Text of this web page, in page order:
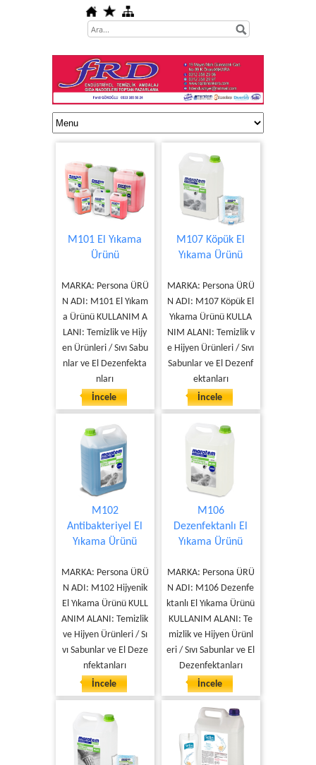
M101 El Yıkama
Ürünü
MARKA: Persona ÜRÜ
N ADI: M101 El Yıkam
a Ürünü KULLANIM A
LANI: Temizlik ve Hijy
en Ürünleri / Sıvı Sabu
nlar ve El Dezenfekta
nları
İncele
M107 Köpük El
Yıkama Ürünü
MARKA: Persona ÜRÜ
N ADI: M107 Köpük El
Yıkama Ürünü KULLA
NIM ALANI: Temizlik v
e Hijyen Ürünleri / Sıvı
Sabunlar ve El Dezenf
ektanları
İncele
M102
Antibakteriyel El
Yıkama Ürünü
MARKA: Persona ÜRÜ
N ADI: M102 Hijyenik
El Yıkama Ürünü KULL
ANIM ALANI: Temizlik
ve Hijyen Ürünleri / Sı
vı Sabunlar ve El Deze
nfektanları
İncele
M106
Dezenfektanlı El
Yıkama Ürünü
MARKA: Persona ÜRÜ
N ADI: M106 Dezenfe
ktanlı El Yıkama Ürünü
KULLANIM ALANI: Te
mizlik ve Hijyen Ürünl
eri / Sıvı Sabunlar ve El
Dezenfektanları
İncele